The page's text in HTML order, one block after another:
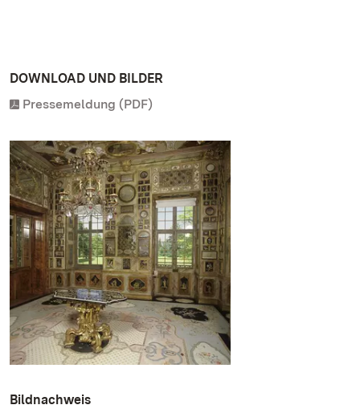
DOWNLOAD UND BILDER
Pressemeldung (PDF)
Bildnachweis